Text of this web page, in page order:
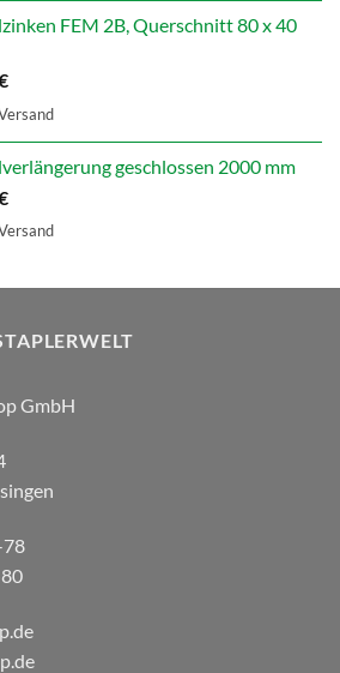
FEM 2B, Querschnitt 80 x 40
geschlossen 2000 mm
GmbH
78